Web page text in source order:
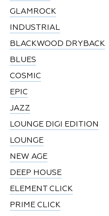
GLAMROCK
INDUSTRIAL
BLACKWOOD DRYBACK
BLUES
COSMIC
EPIC
JAZZ
LOUNGE DIGI EDITION
LOUNGE
NEW AGE
DEEP HOUSE
ELEMENT CLICK
PRIME CLICK